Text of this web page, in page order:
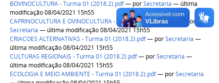
BOVINOCULTURA - Turma 01 (2018.2).pdf— porSecretaria — última
modificação 08/04/2021 15h55
CAPRINOCULTURA E OVINOCULTURA - Turma 01 (2018.2).pdf
por
Secretaria — última modificação 08/04/2021 15h55
CRIACOES ALTERNATIVAS - Turma 01 (2018.2).pdf— porSecretaria —
última modificação 08/04/2021 15h55
CULTURAS REGIONAIS - Turma 01 (2018.2).pdf— porSecretaria —
última modificação 08/04/2021 15h55
ECOLOGIA E MEIO AMBIENTE - Turma 01 (2018.2).pdf— porSecretaria